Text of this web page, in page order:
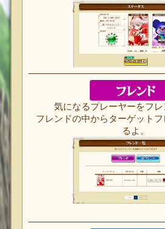
気になるプレーヤーをフレ
フレンドの中からターゲット
るよ。